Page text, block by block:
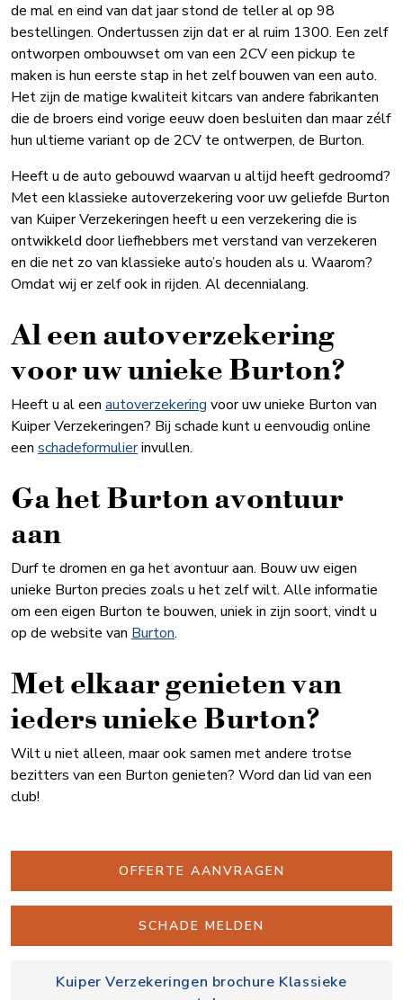
de mal en eind van dat jaar stond de teller al op 98
bestellingen. Ondertussen zijn dat er al ruim 1300. Een zelf
ontworpen ombouwset om van een 2CV een pickup te
maken is hun eerste stap in het zelf bouwen van een auto.
Het zijn de matige kwaliteit kitcars van andere fabrikanten
die de broers eind vorige eeuw doen besluiten dan maar zélf
hun ultieme variant op de 2CV te ontwerpen, de Burton.
Heeft u de auto gebouwd waarvan u altijd heeft gedroomd?
Met een klassieke autoverzekering voor uw geliefde Burton
van Kuiper Verzekeringen heeft u een verzekering die is
ontwikkeld door liefhebbers met verstand van verzekeren
en die net zo van klassieke auto’s houden als u. Waarom?
Omdat wij er zelf ook in rijden. Al decennialang.
Al een autoverzekering
voor uw unieke Burton?
Heeft u al een autoverzekering voor uw unieke Burton van
Kuiper Verzekeringen? Bij schade kunt u eenvoudig online
een schadeformulierinvullen.
Ga het Burton avontuur
aan
Durf te dromen en ga het avontuur aan. Bouw uw eigen
unieke Burton precies zoals u het zelf wilt. Alle informatie
om een eigen Burton te bouwen, uniek in zijn soort, vindt u
op de website van Burton.
Met elkaar genieten van
ieders unieke Burton?
Wilt u niet alleen, maar ook samen met andere trotse
bezitters van een Burton genieten? Word dan lid van een
club!
OFFERTE AANVRAGEN
SCHADE MELDEN
Kuiper Verzekeringen brochure Klassieke